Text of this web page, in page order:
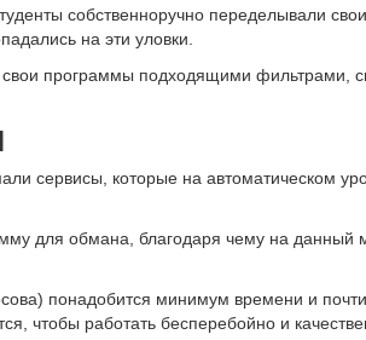
собственноручно переделывали свои
на эти уловки.
свои программы подходящими фильтрами,
сервисы, которые на автоматическом
для обмана, благодаря чему на
понадобится минимум времени и
чтобы работать бесперебойно и